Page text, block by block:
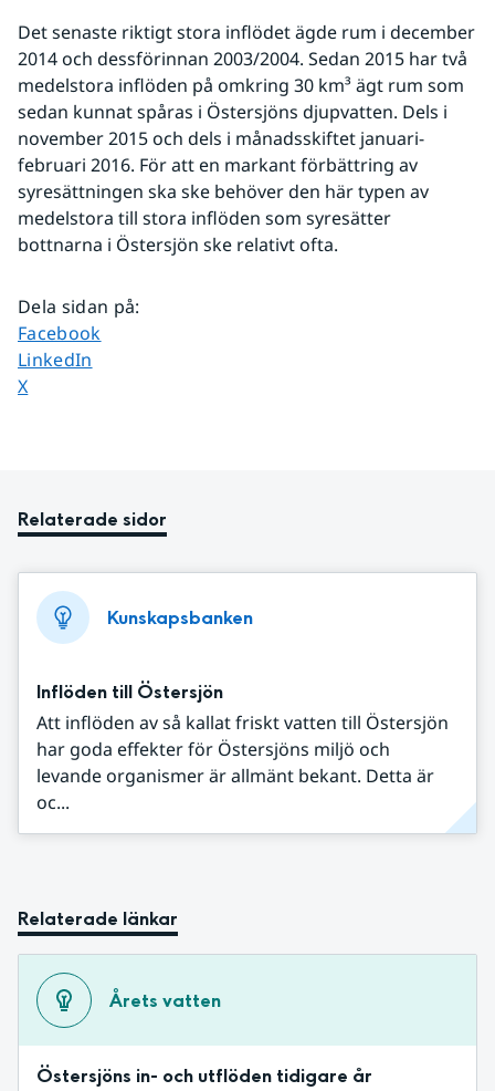
Det senaste riktigt stora inflödet ägde rum i december
2014 och dessförinnan 2003/2004. Sedan 2015 har två
medelstora inflöden på omkring 30 km³ ägt rum som
sedan kunnat spåras i Östersjöns djupvatten. Dels i
november 2015 och dels i månadsskiftet januari-
februari 2016. För att en markant förbättring av
syresättningen ska ske behöver den här typen av
medelstora till stora inflöden som syresätter
bottnarna i Östersjön ske relativt ofta.
Dela sidan på:
Dela sidan på
Facebook
Dela sidan på
LinkedIn
Dela sidan på
X
Relaterade sidor
Kunskapsbanken
Inflöden till Östersjön
Att inflöden av så kallat friskt vatten till Östersjön
har goda effekter för Östersjöns miljö och
levande organismer är allmänt bekant. Detta är
oc...
Relaterade länkar
Årets vatten
Östersjöns in- och utflöden tidigare år